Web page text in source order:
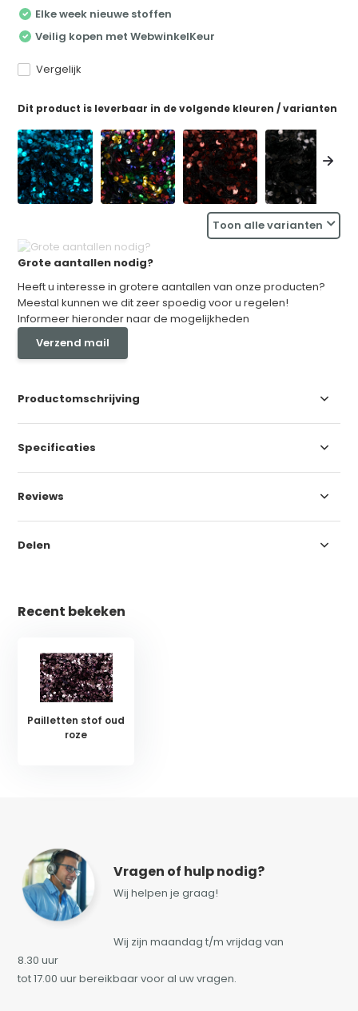
Elke week nieuwe stoffen
Veilig kopen met WebwinkelKeur
Vergelijk
Dit product is leverbaar in de volgende kleuren / varianten
Toon alle varianten
Grote aantallen nodig?
Heeft u interesse in grotere aantallen van onze producten?
Meestal kunnen we dit zeer spoedig voor u regelen!
Informeer hieronder naar de mogelijkheden
Verzend mail
Productomschrijving
Specificaties
Reviews
Delen
Recent bekeken
Pailletten stof oud
roze
Vragen of hulp nodig?
Wij helpen je graag!
Wij zijn maandag t/m vrijdag van
8.30 uur
tot 17.00 uur bereikbaar voor al uw vragen.